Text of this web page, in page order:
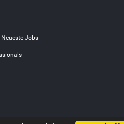
Neueste Jobs